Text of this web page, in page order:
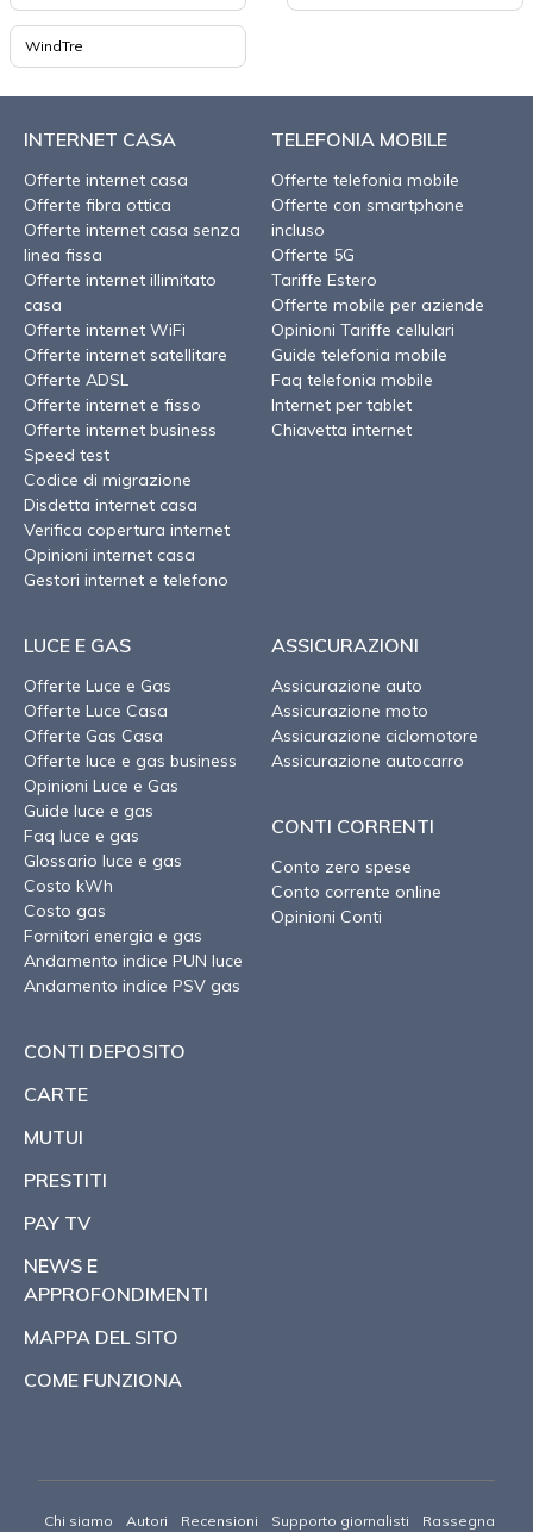
WindTre
INTERNET CASA
Offerte internet casa
Offerte fibra ottica
Offerte internet casa senza
linea fissa
Offerte internet illimitato
casa
Offerte internet WiFi
Offerte internet satellitare
Offerte ADSL
Offerte internet e fisso
Offerte internet business
Speed test
Codice di migrazione
Disdetta internet casa
Verifica copertura internet
Opinioni internet casa
Gestori internet e telefono
TELEFONIA MOBILE
Offerte telefonia mobile
Offerte con smartphone
incluso
Offerte 5G
Tariffe Estero
Offerte mobile per aziende
Opinioni Tariffe cellulari
Guide telefonia mobile
Faq telefonia mobile
Internet per tablet
Chiavetta internet
LUCE E GAS
Offerte Luce e Gas
Offerte Luce Casa
Offerte Gas Casa
Offerte luce e gas business
Opinioni Luce e Gas
Guide luce e gas
Faq luce e gas
Glossario luce e gas
Costo kWh
Costo gas
Fornitori energia e gas
Andamento indice PUN luce
Andamento indice PSV gas
ASSICURAZIONI
Assicurazione auto
Assicurazione moto
Assicurazione ciclomotore
Assicurazione autocarro
CONTI CORRENTI
Conto zero spese
Conto corrente online
Opinioni Conti
CONTI DEPOSITO
CARTE
MUTUI
PRESTITI
PAY TV
NEWS E
APPROFONDIMENTI
MAPPA DEL SITO
COME FUNZIONA
Chi siamo Autori Recensioni Supporto giornalisti Rassegna